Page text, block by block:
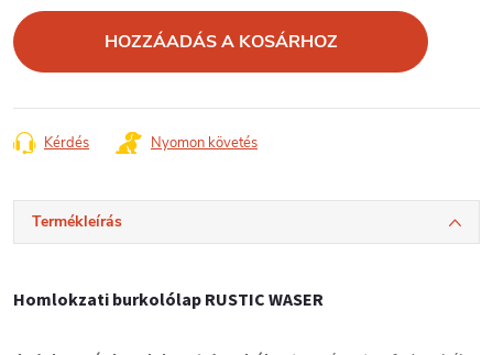
HOZZÁADÁS A KOSÁRHOZ
Kérdés Nyomon követés
Termékleírás
Homlokzati burkolólap RUSTIC WASER